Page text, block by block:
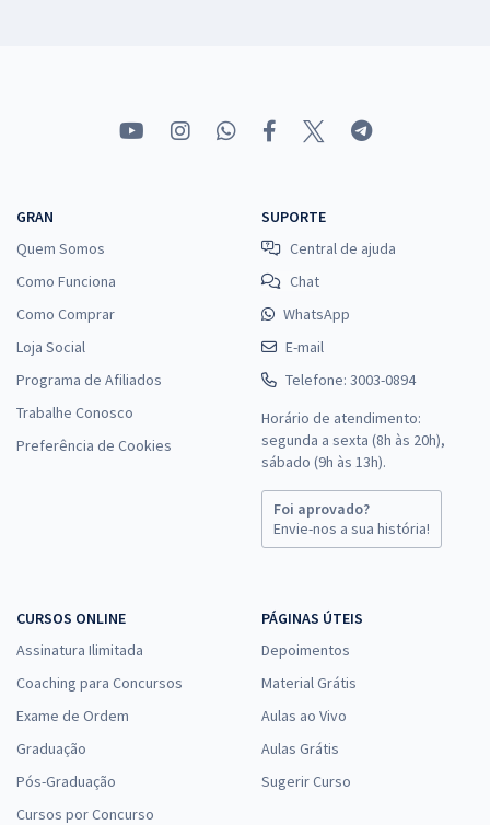
GRAN
Quem Somos
Como Funciona
Como Comprar
Loja Social
Programa de Afiliados
Trabalhe Conosco
Preferência de Cookies
SUPORTE
Central de ajuda
Chat
WhatsApp
E-mail
Telefone: 3003-0894
Horário de atendimento:
segunda a sexta (8h às 20h),
sábado (9h às 13h).
Foi aprovado?
Envie-nos a sua história!
CURSOS ONLINE
Assinatura Ilimitada
Coaching para Concursos
Exame de Ordem
Graduação
Pós-Graduação
Cursos por Concurso
PÁGINAS ÚTEIS
Depoimentos
Material Grátis
Aulas ao Vivo
Aulas Grátis
Sugerir Curso